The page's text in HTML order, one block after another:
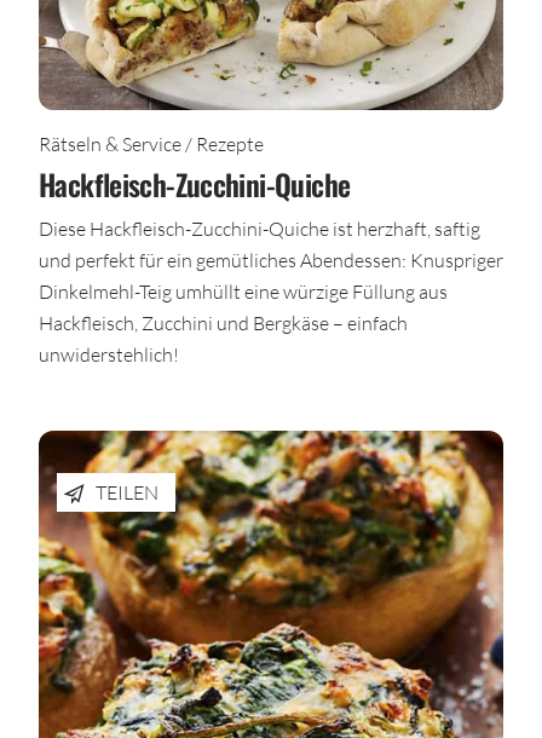
Rätseln & Service / Rezepte
Hackfleisch-Zucchini-Quiche
Diese Hackfleisch-Zucchini-Quiche ist herzhaft, saftig
und perfekt für ein gemütliches Abendessen: Knuspriger
Dinkelmehl-Teig umhüllt eine würzige Füllung aus
Hackfleisch, Zucchini und Bergkäse – einfach
unwiderstehlich!
TEILEN